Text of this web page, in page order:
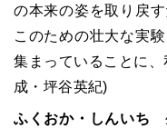
の本来の姿を取り戻
このための壮大な実
集まっていることに
成・坪谷英紀)
ふくおか・しんいち